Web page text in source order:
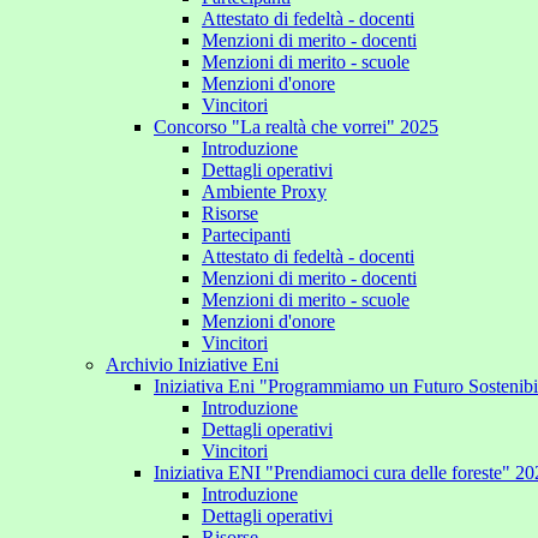
Attestato di fedeltà - docenti
Menzioni di merito - docenti
Menzioni di merito - scuole
Menzioni d'onore
Vincitori
Concorso "La realtà che vorrei" 2025
Introduzione
Dettagli operativi
Ambiente Proxy
Risorse
Partecipanti
Attestato di fedeltà - docenti
Menzioni di merito - docenti
Menzioni di merito - scuole
Menzioni d'onore
Vincitori
Archivio Iniziative Eni
Iniziativa Eni "Programmiamo un Futuro
Introduzione
Dettagli operativi
Vincitori
Iniziativa ENI "Prendiamoci cura delle foreste"
Introduzione
Dettagli operativi